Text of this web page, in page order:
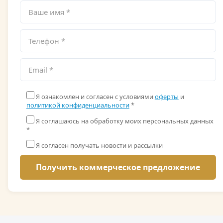
Я ознакомлен и согласен с условиями оферты и
политикой конфиденциальности*
Я соглашаюсь на обработку моих персональных данных
*
Я согласен получать новости и рассылки